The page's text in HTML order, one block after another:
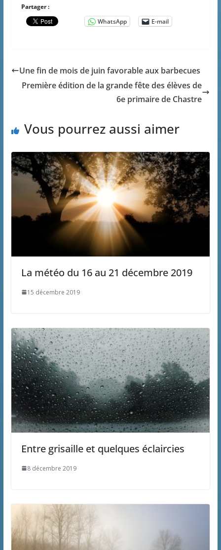
Partager :
WhatsApp
E-mail
Une fin de mois de juin favorable aux barbecues
Première édition de la grande fête des élèves de
6e primaire de Chastre
Vous pourrez aussi aimer
La météo du 16 au 21 décembre 2019
15 décembre 2019
Entre grisaille et quelques éclaircies
8 décembre 2019